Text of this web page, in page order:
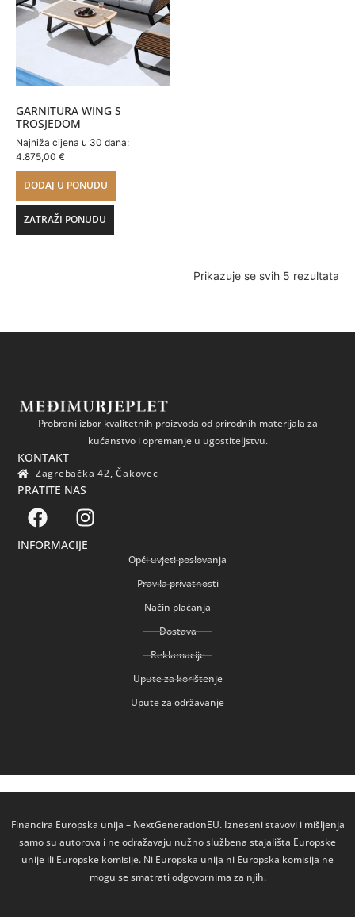
GARNITURA WING S
TROSJEDOM
Najniža cijena u 30 dana:
4.875,00 €
DODAJ U PONUDU
ZATRAŽI PONUDU
Prikazuje se svih 5 rezultata
Probrani izbor kvalitetnih proizvoda od prirodnih materijala za
kućanstvo i opremanje u ugostiteljstvu.
KONTAKT
Zagrebačka 42, Čakovec
PRATITE NAS
INFORMACIJE
Opći uvjeti poslovanja
Pravila privatnosti
Način plaćanja
Dostava
Reklamacije
Upute za korištenje
Upute za održavanje
Financira Europska unija – NextGenerationEU. Izneseni stavovi i mišljenja
samo su autorova i ne odražavaju nužno službena stajališta Europske
unije ili Europske komisije. Ni Europska unija ni Europska komisija ne
mogu se smatrati odgovornima za njih.